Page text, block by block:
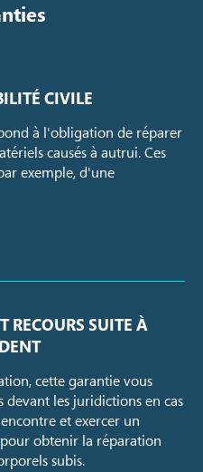
CIVILE
à l'obligation de réparer
causés à autrui. Ces
exemple, d'une
RECOURS SUITE À
cette garantie vous
les juridictions en cas
et exercer un
obtenir la réparation
subis.